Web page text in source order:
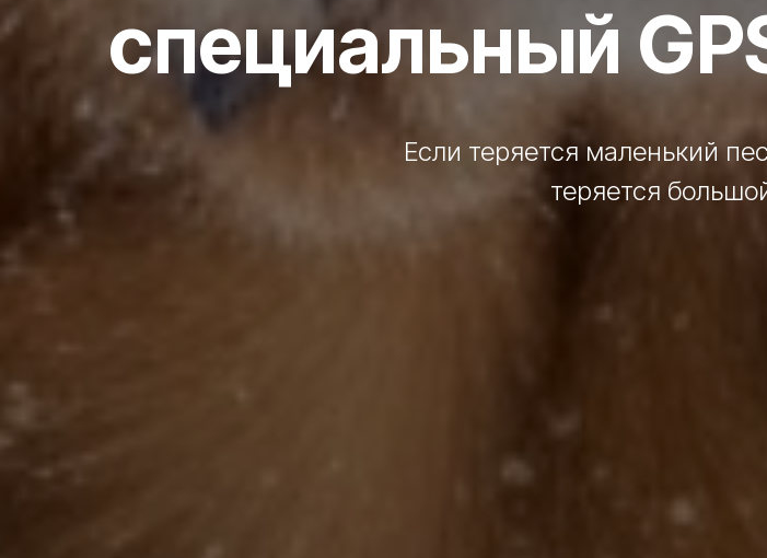
специальный
Если теряется маленький
теряется